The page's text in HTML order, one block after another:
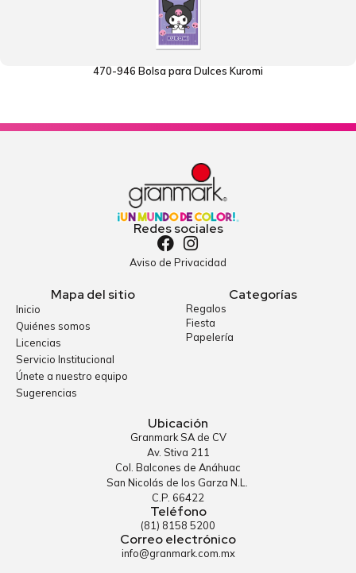
470-946 Bolsa para Dulces Kuromi
Redes sociales
Aviso de Privacidad
Mapa del sitio
Inicio
Quiénes somos
Licencias
Servicio Institucional
Únete a nuestro equipo
Sugerencias
Categorías
Regalos
Fiesta
Papelería
Ubicación
Granmark SA de CV
Av. Stiva 211
Col. Balcones de Anáhuac
San Nicolás de los Garza N.L.
C.P. 66422
Teléfono
(81) 8158 5200
Correo electrónico
info@granmark.com.mx